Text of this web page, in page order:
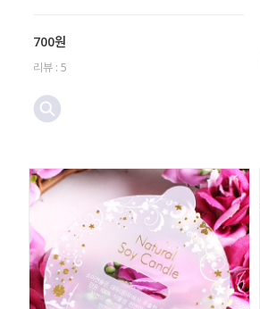
700원
리뷰 : 5